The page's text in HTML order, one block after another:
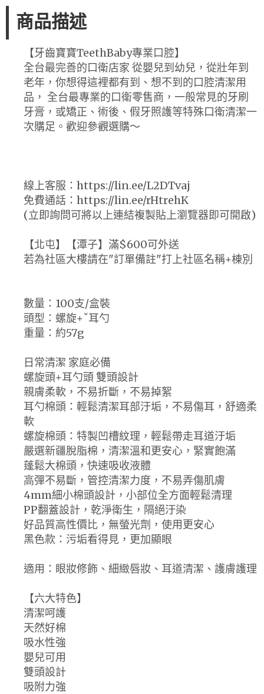
商品描述
【牙齒寶寶TeethBaby專業口腔】
全台最完善的口衛店家 從嬰兒到幼兒，從壯年到
老年，你想得這裡都有到、想不到的口腔清潔用
品， 全台最專業的口衛零售商，一般常見的牙刷
牙膏，或矯正、術後、假牙照護等特殊口衛清潔一
次購足。歡迎參觀選購～
線上客服：https://lin.ee/L2DTvaj
免費通話：https://lin.ee/rHtrehK
(立即詢問可將以上連結複製貼上瀏覽器即可開啟)
【北屯】【潭子】滿$600可外送
若為社區大樓請在"訂單備註"打上社區名稱+棟別
數量：100支/盒裝
頭型：螺旋+ˇ耳勺
重量：約57g
日常清潔 家庭必備
螺旋頭+耳勺頭 雙頭設計
親膚柔軟，不易折斷，不易掉絮
耳勺棉頭：輕鬆清潔耳部汙垢，不易傷耳，舒適柔
軟
螺旋棉頭：特製凹槽紋理，輕鬆帶走耳道汙垢
嚴選新疆脫脂棉，清潔溫和更安心，緊實飽滿
蓬鬆大棉頭，快速吸收液體
高彈不易斷，管控清潔力度，不易弄傷肌膚
4mm細小棉頭設計，小部位全方面輕鬆清理
PP翻蓋設計，乾淨衛生，隔絕汙染
好品質高性價比，無螢光劑，使用更安心
黑色款：污垢看得見，更加顯眼
適用：眼妝修飾、細緻唇妝、耳道清潔、護膚護理
【六大特色】
清潔呵護
天然好棉
吸水性強
嬰兒可用
雙頭設計
吸附力強